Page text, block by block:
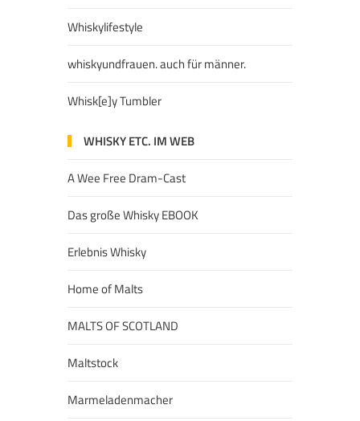
Whiskylifestyle
whiskyundfrauen. auch für männer.
Whisk[e]y Tumbler
WHISKY ETC. IM WEB
A Wee Free Dram-Cast
Das große Whisky EBOOK
Erlebnis Whisky
Home of Malts
MALTS OF SCOTLAND
Maltstock
Marmeladenmacher